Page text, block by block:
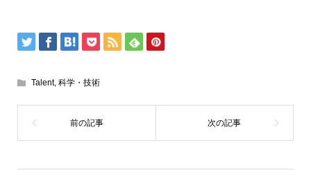
Talent, 科学・技術